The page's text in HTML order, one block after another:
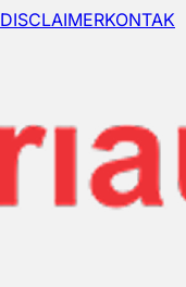
DISCLAIMERKONTAK